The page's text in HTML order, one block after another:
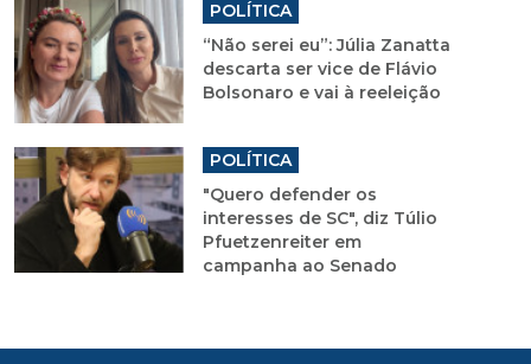
POLÍTICA
“Não serei eu”: Júlia Zanatta
descarta ser vice de Flávio
Bolsonaro e vai à reeleição
POLÍTICA
"Quero defender os
interesses de SC", diz Túlio
Pfuetzenreiter em
campanha ao Senado